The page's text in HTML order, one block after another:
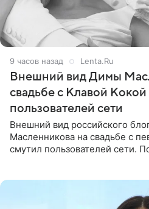
9 часов назад Lenta.Ru
Внешний вид Димы
свадьбе с Клавой Кокой
пользователей сети
Внешний вид российского
Масленникова на свадьбе с
смутил пользователей сети.